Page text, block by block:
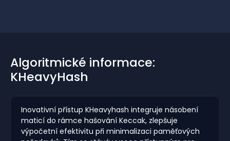
Algoritmické informace:
KHeavyHash
Inovativní přístup KHeavyhash integruje násobení
maticí do rámce hašování Keccak, zlepšuje
výpočetní efektivitu při minimalizaci paměťových